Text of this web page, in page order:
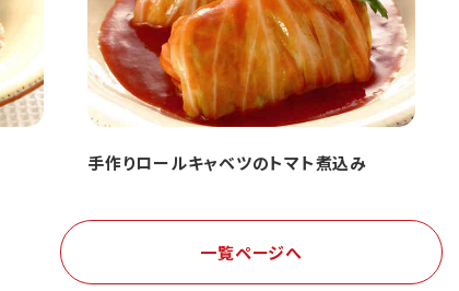
手作りロールキャベツのトマト煮込み
一覧ページへ